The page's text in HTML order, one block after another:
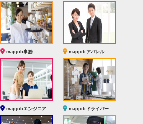
mapjob事務 mapjobアパレル
mapjobエンジニア mapjobドライバー